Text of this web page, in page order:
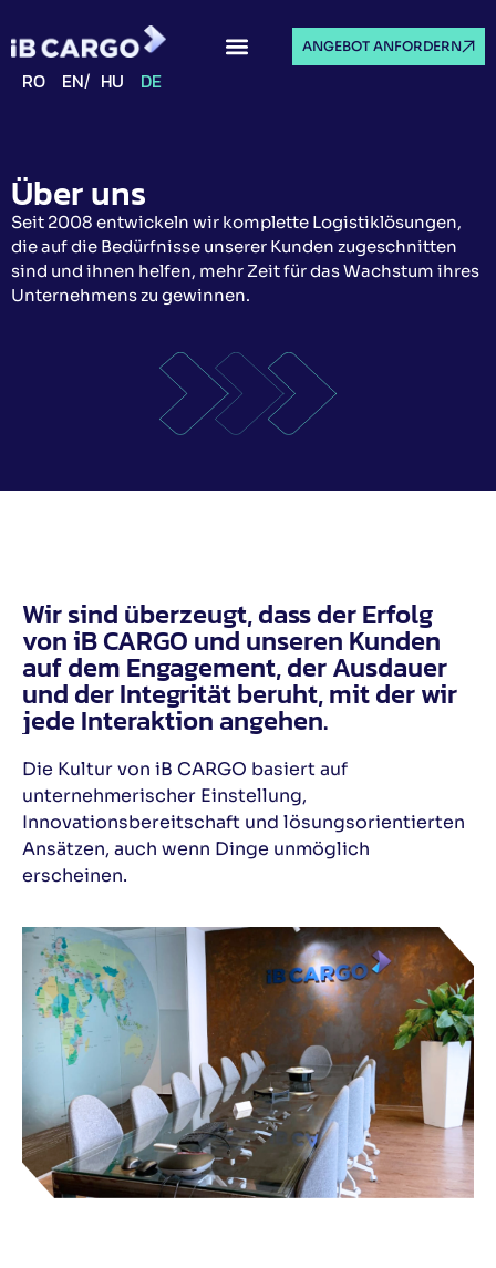
ANGEBOT ANFORDERN
RO EN HU DE
Über uns
Seit 2008 entwickeln wir komplette Logistiklösungen,
die auf die Bedürfnisse unserer Kunden zugeschnitten
sind und ihnen helfen, mehr Zeit für das Wachstum ihres
Unternehmens zu gewinnen.
Wir sind überzeugt, dass der Erfolg
von iB CARGO und unseren Kunden
auf dem Engagement, der Ausdauer
und der Integrität beruht, mit der wir
jede Interaktion angehen.
Die Kultur von iB CARGO basiert auf
unternehmerischer Einstellung,
Innovationsbereitschaft und lösungsorientierten
Ansätzen, auch wenn Dinge unmöglich
erscheinen.